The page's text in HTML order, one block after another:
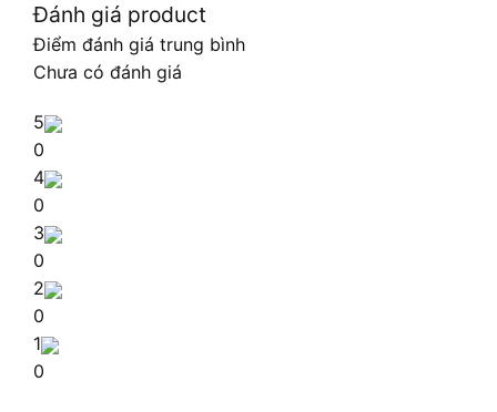
Đánh giá product
Điểm đánh giá trung bình
Chưa có đánh giá
5
0
4
0
3
0
2
0
1
0